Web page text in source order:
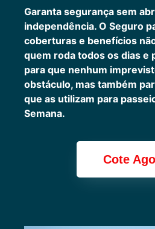
Garanta segurança sem
independência. O Seguro
coberturas e benefícios
quem roda todos os dias e
para que nenhum
obstáculo, mas também
que as utilizam para
Semana.
Cote